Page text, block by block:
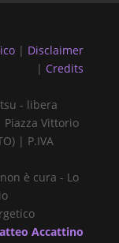
| Disclaimer
| Credits
- libera
Vittorio
| P.IVA
è cura - Lo
Accattino